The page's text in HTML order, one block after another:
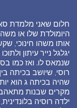
חלום שאני מלמדת
היומולדת שלו או
אותו משהו חינוכי,
יגלגל נייר עיתון
שנמאס לו. ואז כמו
רוסי, שיושב בכיתה
שהיה בכיתה ג הוא
מקרים שבנות
ילדה רוסיה